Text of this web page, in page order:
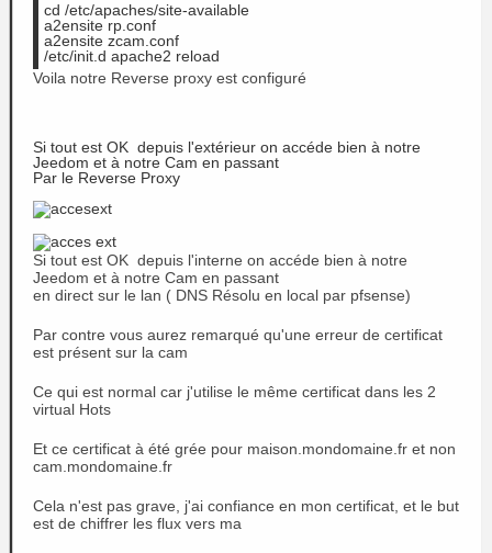
cd /etc/apaches/site-available
a2ensite rp.conf
a2ensite zcam.conf
/etc/init.d apache2 reload
Voila notre Reverse proxy est configuré
Si tout est OK depuis l'extérieur on accéde bien à notre
Jeedom et à notre Cam en passant
Par le Reverse Proxy
Si tout est OK depuis l'interne on accéde bien à notre
Jeedom et à notre Cam en passant
en direct sur le lan ( DNS Résolu en local par pfsense)
Par contre vous aurez remarqué qu'une erreur de certificat
est présent sur la cam
Ce qui est normal car j'utilise le même certificat dans les 2
virtual Hots
Et ce certificat à été grée pour maison.mondomaine.fr et non
cam.mondomaine.fr
Cela n'est pas grave, j'ai confiance en mon certificat, et le but
est de chiffrer les flux vers ma